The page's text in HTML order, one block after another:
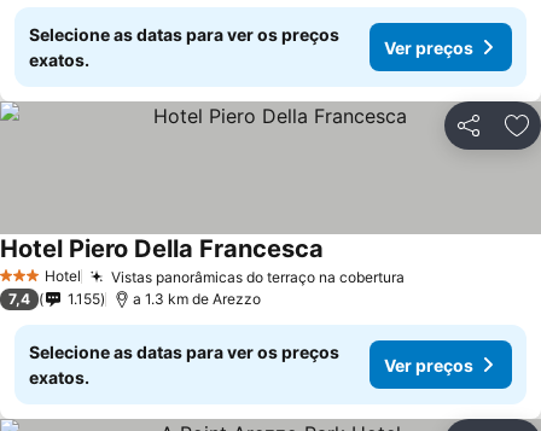
Selecione as datas para ver os preços
exatos.
Ver preços
Partilhar
3 EstrelasHotel Vistas panorâmicas do terraço na cobertura
Hotel Piero Della Francesca
7,4 1.155 a 1.3 km de Arezzo
Selecione as datas para ver os preços
exatos.
Ver preços